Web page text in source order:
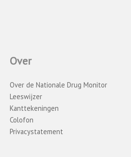
Over
Over de Nationale Drug Monitor
Leeswijzer
Kanttekeningen
Colofon
Privacystatement